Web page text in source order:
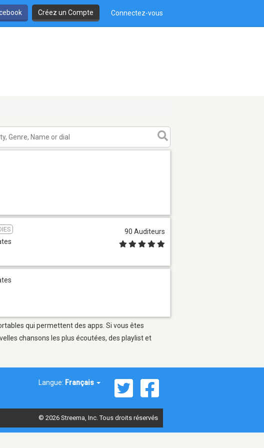
Créez un Compte Connectez-vous
90 Auditeurs
qui permettent des apps. Si vous êtes
chansons les plus écoutées, des playlist et
Langue: Français
© 2026 Streema, Inc. Tous droits réservés